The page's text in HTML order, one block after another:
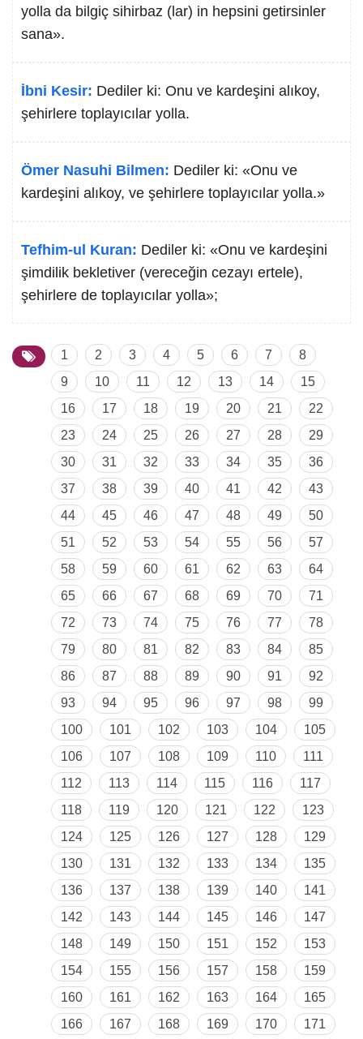
yolla da bilgiç sihirbaz (lar) in hepsini getirsinler
sana».
İbni Kesir: Dediler ki: Onu ve kardeşini alıkoy,
şehirlere toplayıcılar yolla.
Ömer Nasuhi Bilmen: Dediler ki: «Onu ve
kardeşini alıkoy, ve şehirlere toplayıcılar yolla.»
Tefhim-ul Kuran: Dediler ki: «Onu ve kardeşini
şimdilik bekletiver (vereceğin cezayı ertele),
şehirlere de toplayıcılar yolla»;
1 2 3 4 5 6 7
8
9
10 11 12 13 14
15
16
17 18 19 20 21
22
23
24 25 26 27 28
29
30
31 32 33 34 35
36
37
38 39 40 41 42
43
44
45 46 47 48 49
50
51
52 53 54 55 56
57
58
59 60 61 62 63
64
65
66 67 68 69 70
71
72
73 74 75 76 77
78
79
80 81 82 83 84
85
86
87 88 89 90 91
92
93
94 95 96 97 98
99
100
101 102 103 104
105
106
107 108 109 110
111
112
113 114 115 116
117
118
119 120 121 122
123
124
125 126 127 128
129
130
131 132 133 134
135
136
137 138 139 140
141
142
143 144 145 146
147
148
149 150 151 152
153
154
155 156 157 158
159
160
161 162 163 164
165
166
167 168 169 170
171